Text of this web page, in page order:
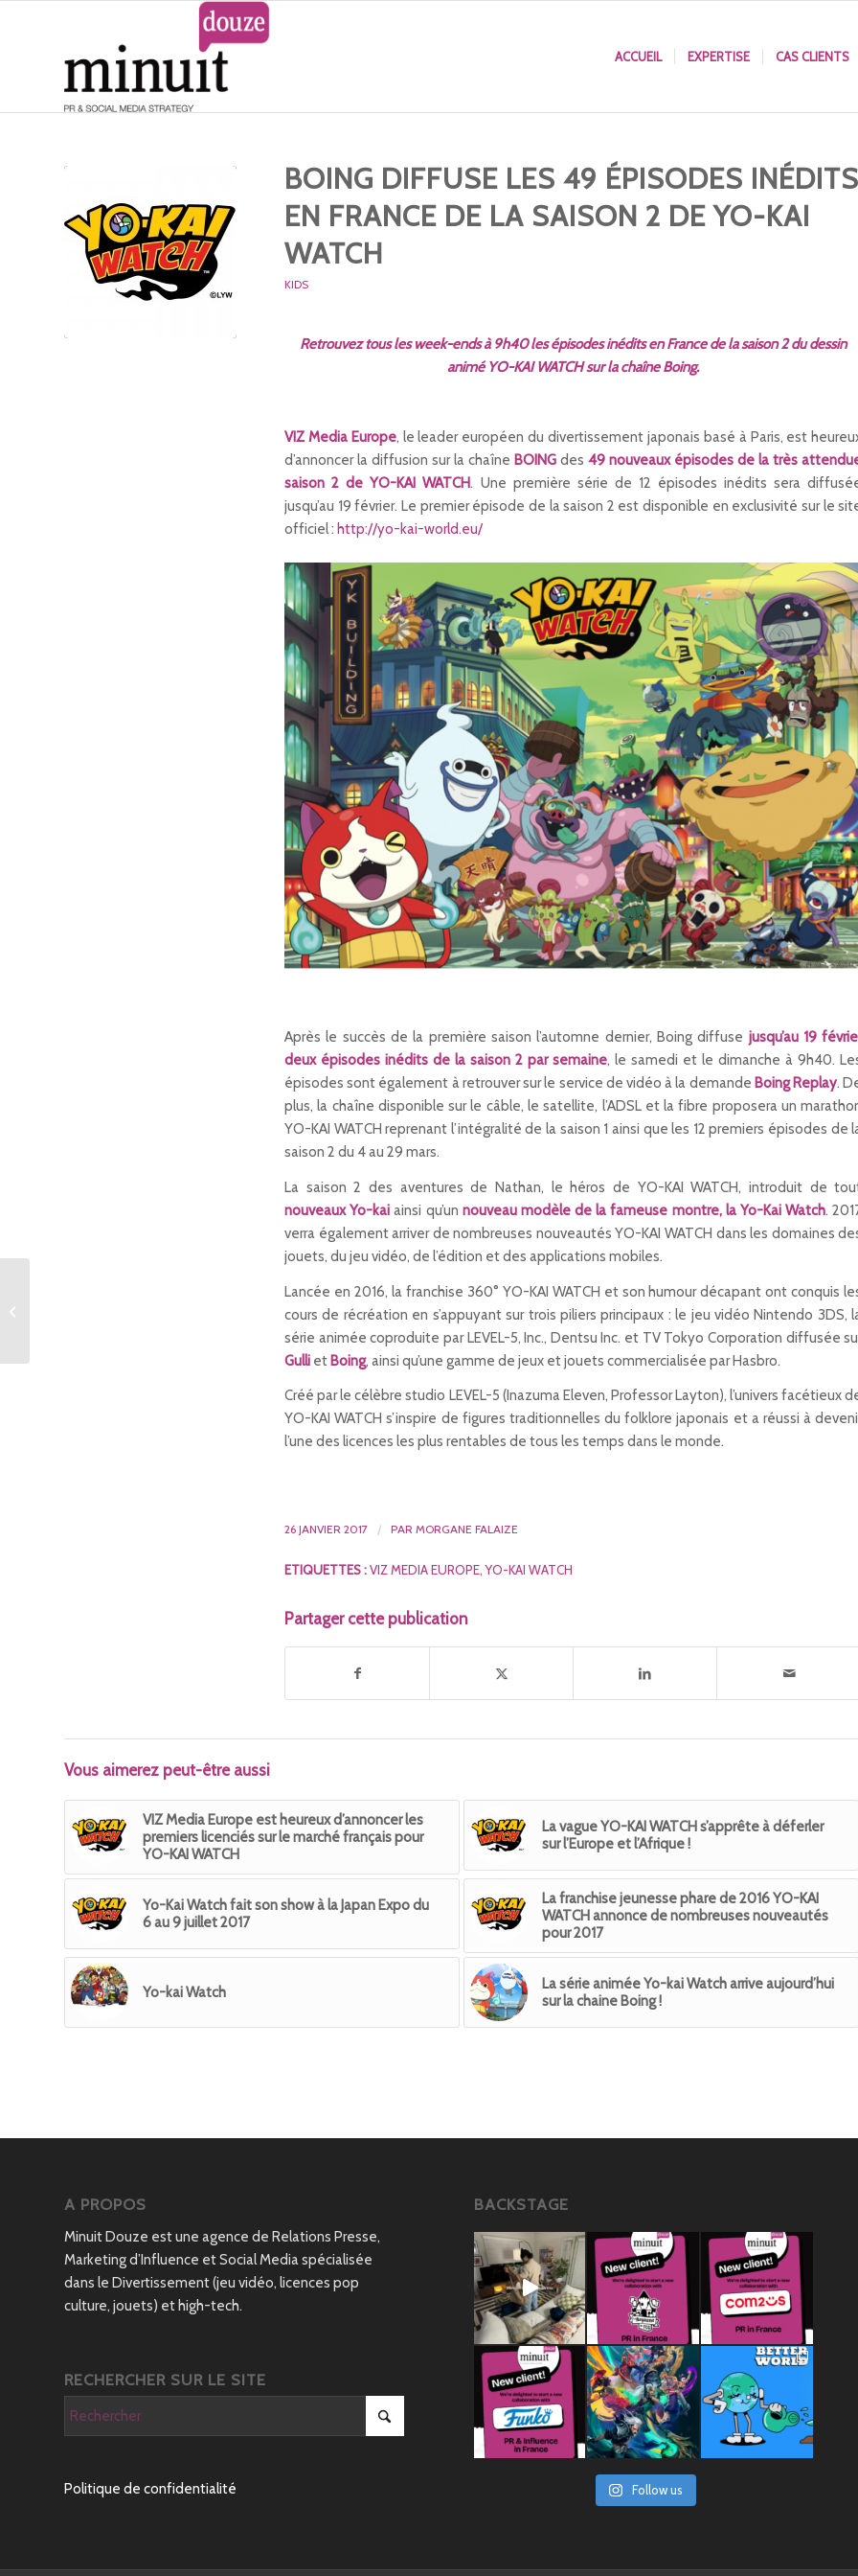
ACCUEIL EXPERTISE CAS CLIENTS
BOING DIFFUSE LES 49 ÉPISODES INÉDITS
EN FRANCE DE LA SAISON 2 DE YO-KAI
WATCH
KIDS
Retrouvez tous les week-ends à 9h40 les épisodes inédits en France de la saison 2 du dessin
animé YO-KAI WATCH sur la chaîne Boing.
VIZ Media Europe, le leader européen du divertissement japonais basé à Paris, est
d’annoncer la diffusion sur la chaîne BOING des49 nouveaux épisodes de la très
saison 2 de YO-KAI WATCH. Une première série de 12 épisodes inédits sera
jusqu’au 19 février. Le premier épisode de la saison 2 est disponible en exclusivité sur le
officiel : http://yo-kai-world.eu/
Après le succès de la première saison l’automne dernier, Boing diffuse jusqu’au 19
deux épisodes inédits de la saison 2 par semaine, le samedi et le dimanche à 9h40.
épisodes sont également à retrouver sur le service de vidéo à la demande Boing Replay.
plus, la chaîne disponible sur le câble, le satellite, l’ADSL et la fibre proposera un
YO-KAI WATCH reprenant l’intégralité de la saison 1 ainsi que les 12 premiers épisodes de
saison 2 du 4 au 29 mars.
La saison 2 des aventures de Nathan, le héros de YO-KAI WATCH, introduit de
nouveaux Yo-kai ainsi qu’un nouveau modèle de la fameuse montre, la Yo-Kai Watch.
verra également arriver de nombreuses nouveautés YO-KAI WATCH dans les domaines
jouets, du jeu vidéo, de l’édition et des applications mobiles.
Lancée en 2016, la franchise 360° YO-KAI WATCH et son humour décapant ont conquis
cours de récréation en s’appuyant sur trois piliers principaux : le jeu vidéo Nintendo 3DS,
série animée coproduite par LEVEL-5, Inc., Dentsu Inc. et TV Tokyo Corporation diffusée
Gulli et Boing, ainsi qu’une gamme de jeux et jouets commercialisée par Hasbro.
Créé par le célèbre studio LEVEL-5 (Inazuma Eleven, Professor Layton), l’univers facétieux
YO-KAI WATCH s’inspire de figures traditionnelles du folklore japonais et a réussi à
l’une des licences les plus rentables de tous les temps dans le monde.
26 JANVIER 2017 / PAR MORGANE FALAIZE
ETIQUETTES :VIZ MEDIA EUROPE,YO-KAI WATCH
Partager cette publication
Vous aimerez peut-être aussi
VIZ Media Europe est heureux d’annoncer les
premiers licenciés sur le marché français pour
YO-KAI WATCH
La vague YO-KAI WATCH s’apprête à déferler
sur l’Europe et l’Afrique !
Yo-Kai Watch fait son show à la Japan Expo du
6 au 9 juillet 2017
La franchise jeunesse phare de 2016 YO-KAI
WATCH annonce de nombreuses nouveautés
pour 2017
Yo-kai Watch
La série animée Yo-kai Watch arrive aujourd’hui
sur la chaine Boing !
A PROPOS
Minuit Douze est une agence de Relations Presse,
Marketing d’Influence et Social Media spécialisée
dans le Divertissement (jeu vidéo, licences pop
culture, jouets) et high-tech.
RECHERCHER SUR LE SITE
Politique de confidentialité
BACKSTAGE
Follow us